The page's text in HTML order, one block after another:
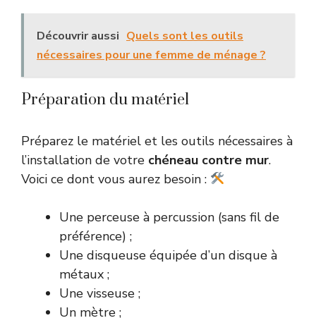
Découvrir aussi Quels sont les outils
nécessaires pour une femme de ménage ?
Préparation du matériel
Préparez le matériel et les outils nécessaires à
l’installation de votre chéneau contre mur.
Voici ce dont vous aurez besoin :
Une perceuse à percussion (sans fil de
préférence) ;
Une disqueuse équipée d’un disque à
métaux ;
Une visseuse ;
Un mètre ;